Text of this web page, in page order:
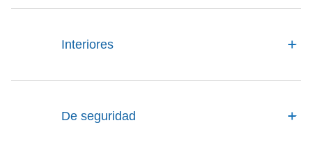
Interiores
De seguridad